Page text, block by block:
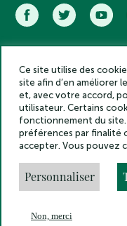
Académie des
Ce site utilise des
site afin d’en améliorer
et, avec votre accord,
utilisateur. Certains
fonctionnement du
préférences par finalité
accepter. Vous pouvez
Personnaliser
Non, merci